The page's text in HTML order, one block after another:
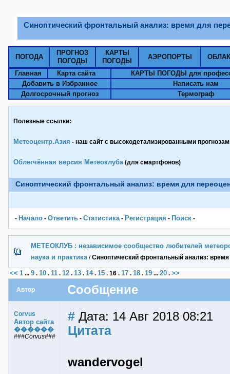
Синоптический фронтальный анализ: время для
ПОГОДА
ПРОГНОЗ
ПОГОДЫ
КАРТЫ
ПОГОДЫ
АЭРОПОРТЫ
Главная Карта сайта
КАРТЫ ПОГОДЫ для
Добавить в Избранное
Написать нам
Долгосрочный прогноз
Термограф
Полезные ссылки:
Метеоцентр.Азия - наш сайт с высокодетализированными
Облегчённая версия Метеоклуба(для смартфонов)
Синоптический фронтальный анализ: время для
- Начало - Ответить - Статистика- Pегистрация - Поиск -
МЕТЕОКЛУБ : независимое сообщество любителей
наука и практика/Синоптический фронтальный анализ:
<< 1 ... 9 . 10 . 11 . 12 . 13 . 14. 15 . 16 . 17 . 18 . 19 ... 20 . >>
Автор Сообщение
Corvus
Автор сайта
������
###Corvus###
# Дата: 14 Авг 2018 08:21
Цитата
wandervogel